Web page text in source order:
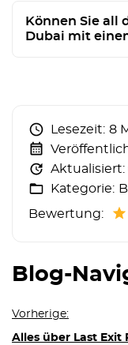
Können Sie all
Dubai mit
Lesezeit: 8
Aktualisiert:
Kategorie:
Bewertung:
Blog-
Vorherige:
Alles über Last Exit